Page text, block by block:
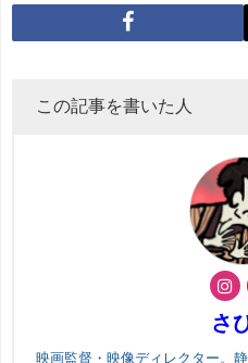
この記事を書いた人
さ
映画監督・映像ディレクター。